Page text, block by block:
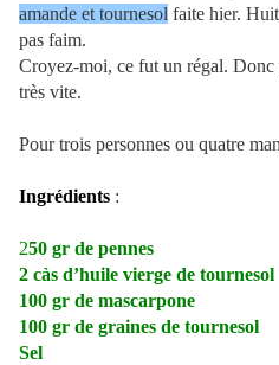
amande et tournesol faite hier.
pas faim.
Croyez-moi, ce fut un régal. Donc
très vite.
Pour trois personnes ou quatre
Ingrédients :
250 gr de pennes
2 càs d’huile vierge de tournesol
100 gr de mascarpone
100 gr de graines de tournesol
Sel